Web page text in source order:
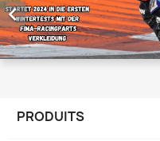

PRODUITS